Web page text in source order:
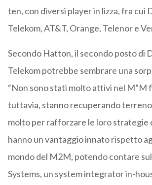
ten, con diversi player in lizza, fra cui
Telekom, AT&T, Orange, Telenor e
Secondo Hatton, il secondo posto di
Telekom potrebbe sembrare una
“Non sono stati molto attivi nel M”M
tuttavia, stanno recuperando
molto per rafforzare le loro strategie
hanno un vantaggio innato rispetto
mondo del M2M, potendo contare
Systems, un system integrator in-